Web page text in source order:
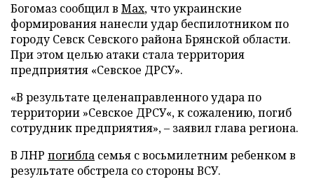
Богомаз сообщил в Max, что украинские
формирования нанесли удар беспилотником по
городу Севск Севского района Брянской области.
При этом целью атаки стала территория
предприятия «Севское ДРСУ».
«В результате целенаправленного удара по
территории »Севское ДРСУ«, к сожалению, погиб
сотрудник предприятия», – заявил глава региона.
В ЛНР погибла семья с восьмилетним ребенком в
результате обстрела со стороны ВСУ.